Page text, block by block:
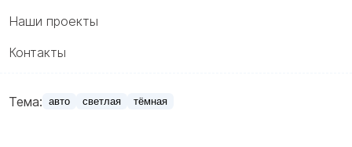
Наши проекты
Контакты
Тема: авто светлая тёмная